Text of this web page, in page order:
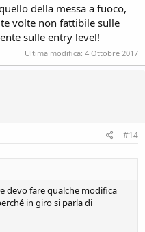
della messa a fuoco,
volte non fattibile sulle
sulle entry level!
Ultima modifica: 4 Ottobre 2017
#14
devo fare qualche modifica
in giro si parla di